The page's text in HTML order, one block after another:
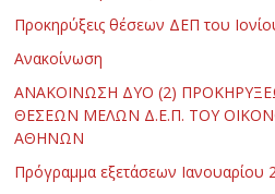
Προκηρύξεις θέσεων ΔΕΠ του
Ανακοίνωση
ΑΝΑΚΟΙΝΩΣΗ ΔΥΟ (2)
ΘΕΣΕΩΝ ΜΕΛΩΝ Δ.Ε.Π. ΤΟΥ
ΑΘΗΝΩΝ
Πρόγραμμα εξετάσεων Ιανουαρίου